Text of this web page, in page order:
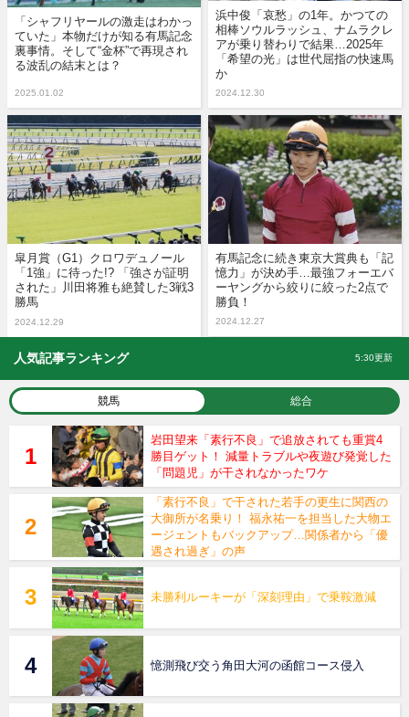
「シャフリヤールの激走はわかっ
ていた」本物だけが知る有馬記念
裏事情。そして“金杯”で再現され
る波乱の結末とは？
2025.01.02
浜中俊「哀愁」の1年。かつての
相棒ソウルラッシュ、ナムラクレ
アが乗り替わりで結果…2025年
「希望の光」は世代屈指の快速馬
か
2024.12.30
皐月賞（G1）クロワデュノール
「1強」に待った!? 「強さが証明
された」川田将雅も絶賛した3戦3
勝馬
2024.12.29
有馬記念に続き東京大賞典も「記
憶力」が決め手…最強フォーエバ
ーヤングから絞りに絞った2点で
勝負！
2024.12.27
人気記事ランキング 5:30更新
競馬 総合
岩田望来「素行不良」で追放されても重賞4
勝目ゲット！ 減量トラブルや夜遊び発覚した
「問題児」が干されなかったワケ
「素行不良」で干された若手の更生に関西の
大御所が名乗り！ 福永祐一を担当した大物エ
ージェントもバックアップ…関係者から「優
遇され過ぎ」の声
未勝利ルーキーが「深刻理由」で乗鞍激減
憶測飛び交う角田大河の函館コース侵入